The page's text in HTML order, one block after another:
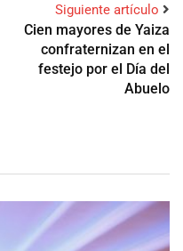
Siguiente artículo
Cien mayores de Yaiza
confraternizan en el
festejo por el Día del
Abuelo